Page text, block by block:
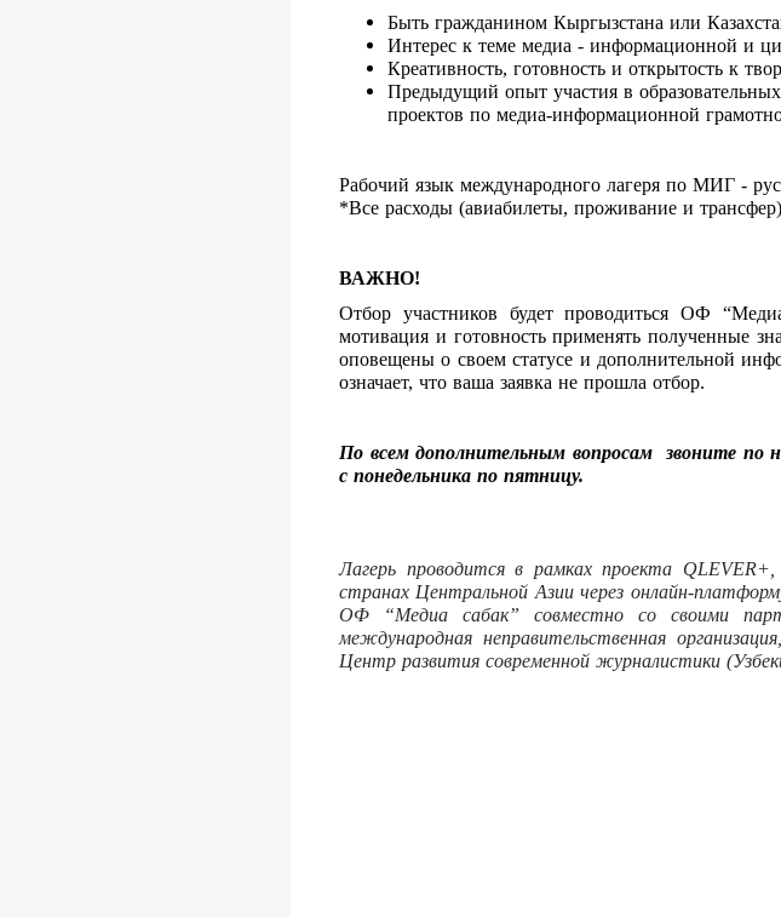
Быть гражданином Кыргызстана или
Интерес к теме медиа - информационной и
Креативность, готовность и открытость к
Предыдущий опыт участия в
проектов по медиа-информационной
Рабочий язык международного лагеря по МИГ -
*Все расходы (авиабилеты, проживание и
ВАЖНО!
Отбор участников будет проводиться ОФ
мотивация и готовность применять полученные
оповещены о своем статусе и дополнительной
означает, что ваша заявка не прошла отбор.
По всем дополнительным вопросам звоните по
с понедельника по пятницу.
Лагерь проводится в рамках проекта
странах Центральной Азии через онлайн-
ОФ “Медиа сабак” совместно со своими
международная неправительственная
Центр развития современной журналистики